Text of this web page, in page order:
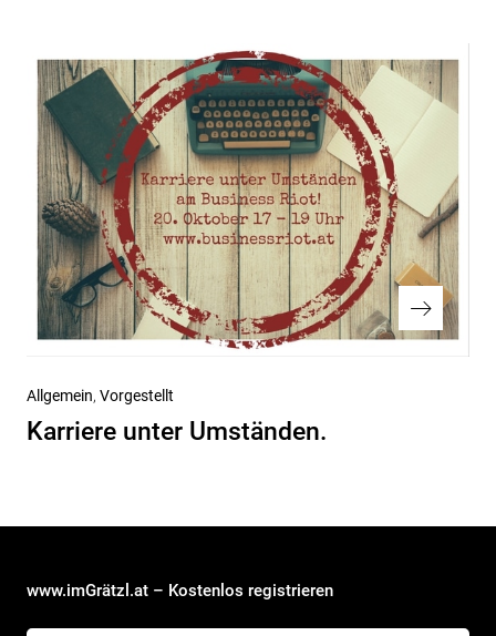
Nächster
Beitrag
Allgemein Vorgestellt
Karriere unter Umständen.
www.imGrätzl.at – Kostenlos registrieren